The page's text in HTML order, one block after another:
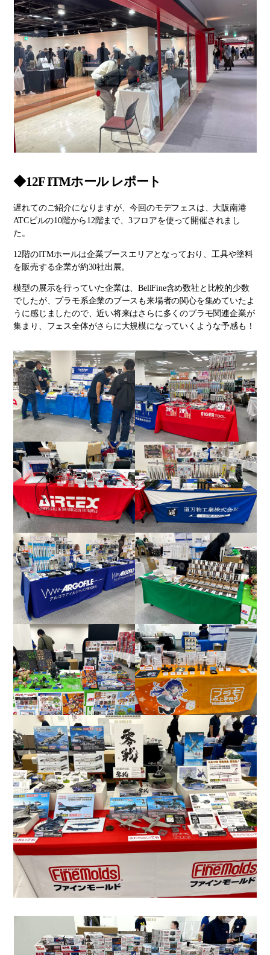
◆12F ITMホール レポート
遅れてのご紹介になりますが、今回のモデフェスは、大阪南港
ATCビルの10階から12階まで、3フロアを使って開催されまし
た。
12階のITMホールは企業ブースエリアとなっており、工具や塗料
を販売する企業が約30社出展。
模型の展示を行っていた企業は、BellFine含め数社と比較的少数
でしたが、プラモ系企業のブースも来場者の関心を集めていたよ
うに感じましたので、近い将来はさらに多くのプラモ関連企業が
集まり、フェス全体がさらに大規模になっていくような予感も！